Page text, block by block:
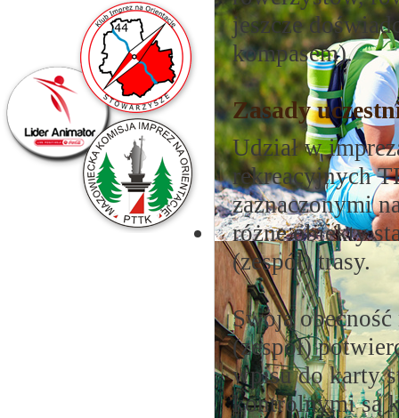
jeszcze
kompasem).
Zasady
Udział w
rekreacyjnych
zaznaczonymi
różne obiekty
(zespół) trasy.
Swoją
(zespół)
wpisu do karty
kontrolnymi są